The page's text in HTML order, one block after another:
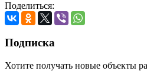
Поделиться:
Подписка
Хотите получать новые объекты